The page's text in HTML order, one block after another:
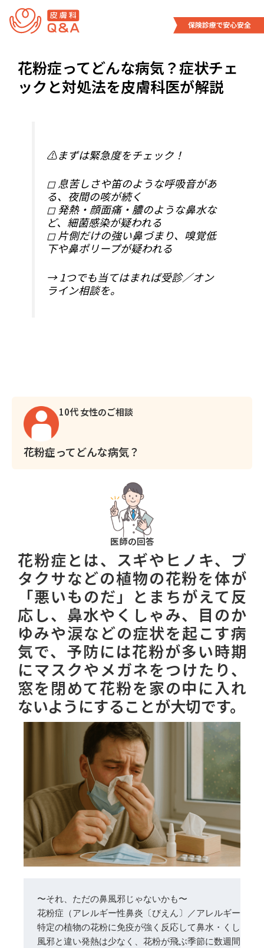
花粉症ってどんな病気？症状チェ
ックと対処法を皮膚科医が解説
⚠️まずは緊急度をチェック！
◻︎ 息苦しさや笛のような呼吸音があ
る、夜間の咳が続く
◻︎ 発熱・顔面痛・膿のような鼻水な
ど、細菌感染が疑われる
◻︎ 片側だけの強い鼻づまり、嗅覚低
下や鼻ポリープが疑われる
→ 1つでも当てはまれば受診／オン
ライン相談を。
10代 女性のご相談
花粉症ってどんな病気？
医師の回答
花粉症とは、スギやヒノキ、ブ
タクサなどの植物の花粉を体が
「悪いものだ」とまちがえて反
応し、鼻水やくしゃみ、目のか
ゆみや涙などの症状を起こす病
気で、予防には花粉が多い時期
にマスクやメガネをつけたり、
窓を閉めて花粉を家の中に入れ
ないようにすることが大切です。
花粉症（アレルギー性鼻炎〔びえん〕／アレルギー性結
特定の植物の花粉に免疫が強く反応して鼻水・くしゃみ
風邪と違い発熱は少なく、花粉が飛ぶ季節に数週間〜数